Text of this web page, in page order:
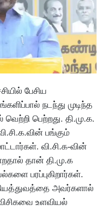
பேசிய
நடந்து முடிந்த
பெற்றது. தி.மு.க.
பங்கும்
வி.சி.க-வின்
தான் தி.மு.க
பரப்புகிறார்கள்.
அவர்களால்
உளவியல்